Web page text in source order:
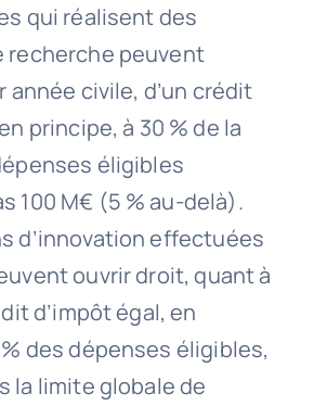
qui réalisent des
recherche peuvent
année civile, d’un crédit
principe, à 30 % de la
éligibles
100 M€ (5 % au-delà).
d’innovation effectuées
ouvrir droit, quant à
d’impôt égal, en
des dépenses éligibles,
la limite globale de